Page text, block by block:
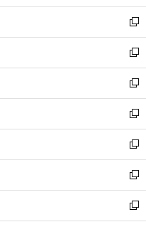
開
く
ン
ド
ウ
で
開
く
ウ
ィ
ン
ド
ウ
で
開
く
し
い
ウ
ィ
ン
ド
ウ
で
開
く
新
し
い
ウ
ィ
ン
ド
ウ
で
開
く
新
し
い
ウ
ィ
ン
ド
ウ
で
開
く
新
し
い
ウ
ィ
ン
ド
ウ
で
開
新
し
い
ウ
ィ
ン
ド
ウ
新
し
い
ウ
ィ
ン
新
し
い
ウ
新
し